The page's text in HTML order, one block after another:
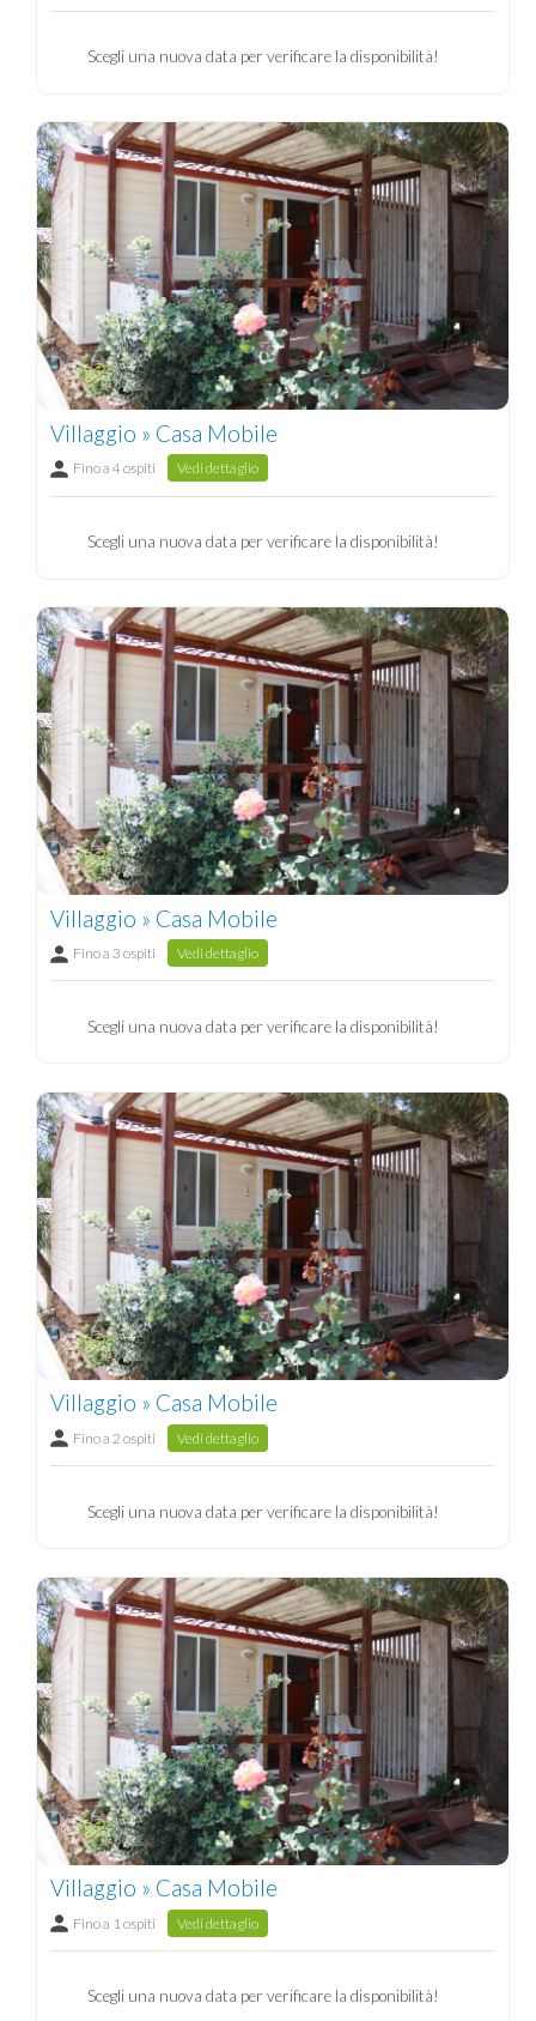
Scegli una nuova data per verificare la disponibilità!
Villaggio » Casa Mobile
Fino a 4 ospiti Vedi dettaglio
Scegli una nuova data per verificare la disponibilità!
Villaggio » Casa Mobile
Fino a 3 ospiti Vedi dettaglio
Scegli una nuova data per verificare la disponibilità!
Villaggio » Casa Mobile
Fino a 2 ospiti Vedi dettaglio
Scegli una nuova data per verificare la disponibilità!
Villaggio » Casa Mobile
Fino a 1 ospiti Vedi dettaglio
Scegli una nuova data per verificare la disponibilità!